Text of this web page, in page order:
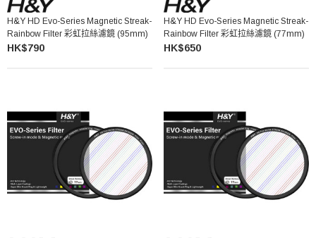
H&Y HD Evo-Series Magnetic Streak-
Rainbow Filter 彩虹拉絲濾鏡 (95mm)
HK$790
H&Y HD Evo-Series Magnetic Streak-
Rainbow Filter 彩虹拉絲濾鏡 (77mm)
HK$650